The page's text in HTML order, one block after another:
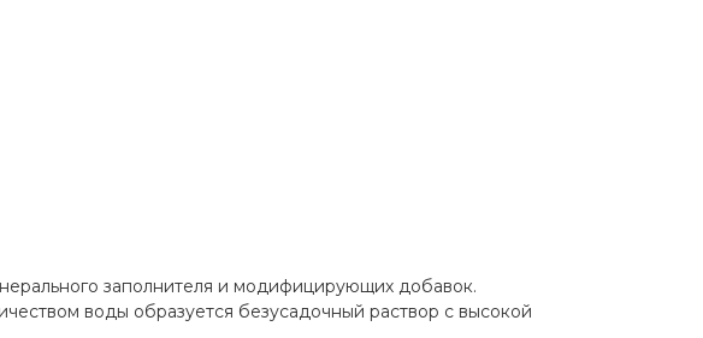
заполнителя и модифицирующих добавок.
воды образуется безусадочный раствор с высокой